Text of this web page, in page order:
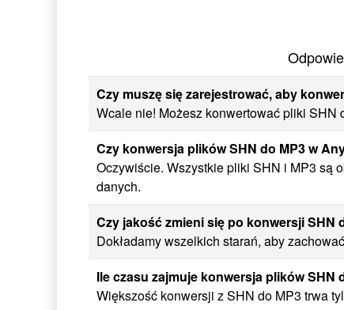
Czy muszę się zarejestrować, aby
Wcale nie! Możesz konwertować pliki
Czy konwersja plików SHN do MP3 w
Oczywiście. Wszystkie pliki SHN i MP3 są
danych.
Czy jakość zmieni się po konwersji SHN
Dokładamy wszelkich starań, aby
Ile czasu zajmuje konwersja plików SHN
Większość konwersji z SHN do MP3 trwa